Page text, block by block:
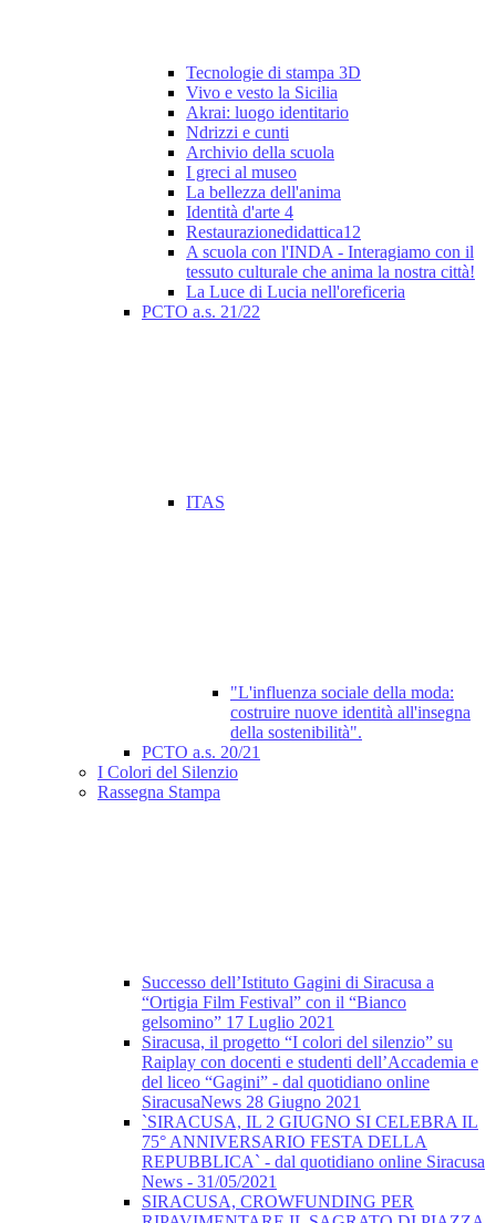
Tecnologie di stampa 3D
Vivo e vesto la Sicilia
Akrai: luogo identitario
Ndrizzi e cunti
Archivio della scuola
I greci al museo
La bellezza dell'anima
Identità d'arte 4
Restaurazionedidattica12
A scuola con l'INDA - Interagiamo con il
tessuto culturale che anima la nostra città!
La Luce di Lucia nell'oreficeria
PCTO a.s. 21/22
ITAS
"L'influenza sociale della moda:
costruire nuove identità all'insegna
della sostenibilità".
PCTO a.s. 20/21
I Colori del Silenzio
Rassegna Stampa
Successo dell’Istituto Gagini di Siracusa a
“Ortigia Film Festival” con il “Bianco
gelsomino” 17 Luglio 2021
Siracusa, il progetto “I colori del silenzio” su
Raiplay con docenti e studenti dell’Accademia e
del liceo “Gagini” - dal quotidiano online
SiracusaNews 28 Giugno 2021
`SIRACUSA, IL 2 GIUGNO SI CELEBRA IL
75° ANNIVERSARIO FESTA DELLA
REPUBBLICA` - dal quotidiano online Siracusa
News - 31/05/2021
SIRACUSA, CROWFUNDING PER